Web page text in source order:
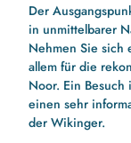
Der
in unmittelbarer
Nehmen Sie sich
allem für die
Noor. Ein
einen sehr
der Wikinger.